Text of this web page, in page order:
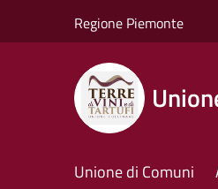
Regione Piemonte
Unione di Comuni